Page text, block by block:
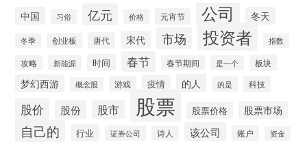
中国 习俗 亿元 价格 元宵节 公司 冬天
冬季 创业板 唐代 宋代 市场 投资者 指数
攻略 新能源 时间 春节 春节期间 是一个 板块
梦幻西游 概念股 游戏 疫情 的人 的是 科技
股价 股份 股市 股票 股票价格 股票市场
自己的 行业 证券公司 诗人 该公司 账户 资金